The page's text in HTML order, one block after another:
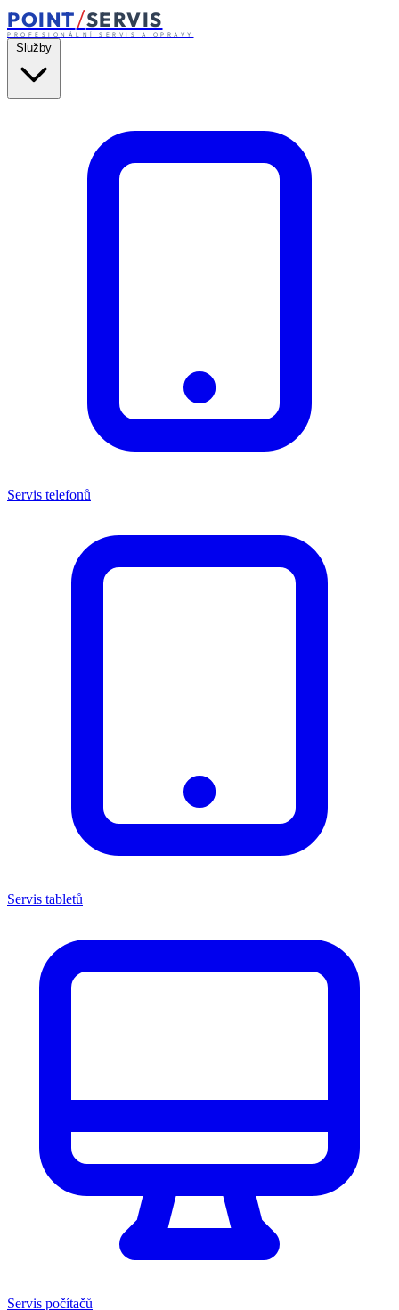
POINT/SERVIS
PROFESIONÁLNÍ SERVIS A OPRAVY
Služby
Servis telefonů
Servis tabletů
Servis počítačů